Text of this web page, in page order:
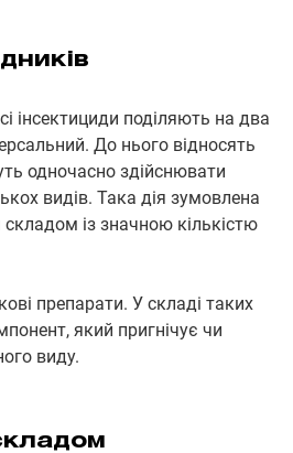
інсектициди поділяють на два
До нього відносять
одночасно здійснювати
видів. Така дія зумовлена
із значною кількістю
препарати. У складі таких
який пригнічує чи
виду.